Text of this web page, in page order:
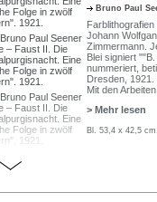
Bruno Paul
Johann
Zimmermann.
Blei signiert
nummeriert,
Dresden, 1921.
Mit den
> Mehr lesen
Bl. 53,4 x 42,5